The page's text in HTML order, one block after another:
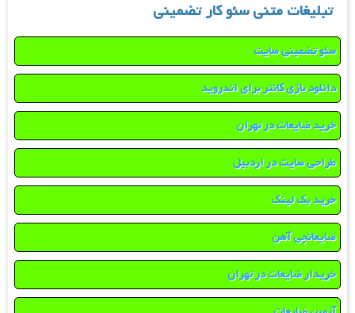
تبلیغات متنی سئو کار تضمینی
سئو تضمینی سایت
دانلود بازی کانتر برای اندروید
خرید ضایعات در تهران
طراحی سایت در اردبیل
خرید بک لینک
ضایعاتچی آهن
خریدار ضایعات در تهران